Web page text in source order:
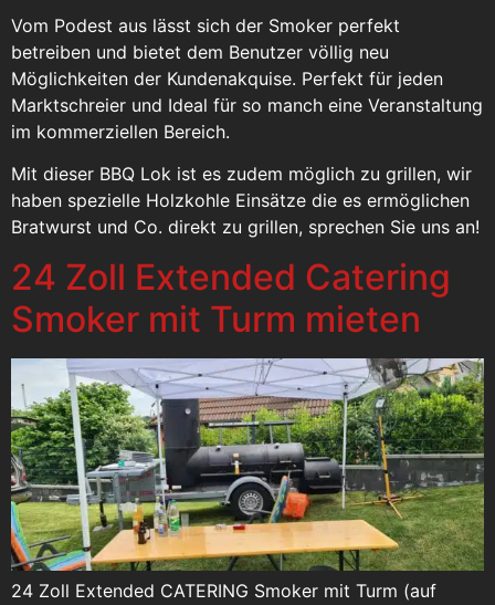
Vom Podest aus lässt sich der Smoker perfekt
betreiben und bietet dem Benutzer völlig neu
Möglichkeiten der Kundenakquise. Perfekt für jeden
Marktschreier und Ideal für so manch eine Veranstaltung
im kommerziellen Bereich.
Mit dieser BBQ Lok ist es zudem möglich zu grillen, wir
haben spezielle Holzkohle Einsätze die es ermöglichen
Bratwurst und Co. direkt zu grillen, sprechen Sie uns an!
24 Zoll Extended Catering
Smoker mit Turm mieten
24 Zoll Extended CATERING Smoker mit Turm (auf